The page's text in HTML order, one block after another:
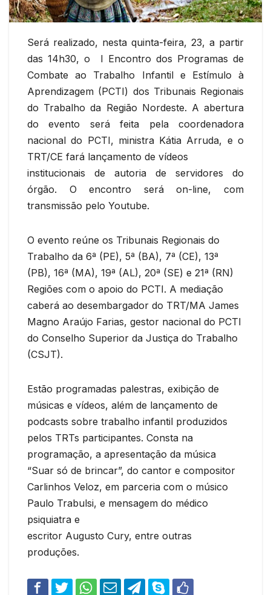
Será realizado, nesta quinta-feira, 23, a partir
das 14h30, o I Encontro dos Programas de
Combate ao Trabalho Infantil e Estímulo à
Aprendizagem (PCTI) dos Tribunais Regionais
do Trabalho da Região Nordeste. A abertura
do evento será feita pela coordenadora
nacional do PCTI, ministra Kátia Arruda, e o
TRT/CE fará lançamento de vídeos
institucionais de autoria de servidores do
órgão. O encontro será on-line, com
transmissão pelo Youtube.
O evento reúne os Tribunais Regionais do
Trabalho da 6ª (PE), 5ª (BA), 7ª (CE), 13ª
(PB), 16ª (MA), 19ª (AL), 20ª (SE) e 21ª (RN)
Regiões com o apoio do PCTI. A mediação
caberá ao desembargador do TRT/MA James
Magno Araújo Farias, gestor nacional do PCTI
do Conselho Superior da Justiça do Trabalho
(CSJT).
Estão programadas palestras, exibição de
músicas e vídeos, além de lançamento de
podcasts sobre trabalho infantil produzidos
pelos TRTs participantes. Consta na
programação, a apresentação da música
“Suar só de brincar”, do cantor e compositor
Carlinhos Veloz, em parceria com o músico
Paulo Trabulsi, e mensagem do médico
psiquiatra e
escritor Augusto Cury, entre outras
produções.